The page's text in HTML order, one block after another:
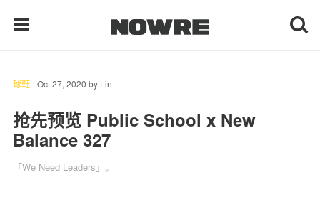
球鞋-Oct 27, 2020 by Lin
抢先预览 Public School x New
Balance 327
「We Need Leaders」。